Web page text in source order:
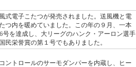
式電子こたつが発売されました。送風機と電
つ内を暖めていました。この年の９月、一本
を達成し、大リーグのハンク・アーロン選手
栄誉賞の第１号でもありました。
ントロールのサーモダンパーを内蔵し、ヒー